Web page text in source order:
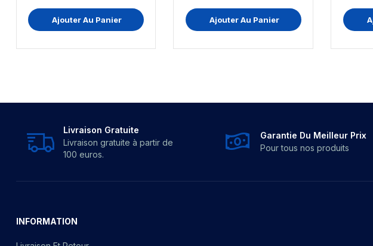
Ajouter Au Panier Ajouter Au Panier
Livraison Gratuite
Livraison gratuite à partir de
100 euros.
Garantie Du Meilleur Prix
Pour tous nos produits
INFORMATION